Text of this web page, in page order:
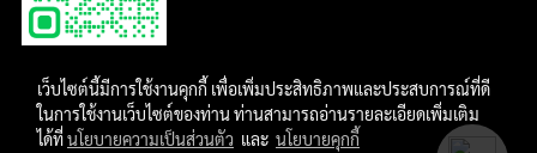
เว็บไซต์นี้มีการใช้งานคุกกี้ เพื่อเพิ่มประสิทธิภาพและประสบการณ์ที่ดี
ในการใช้งานเว็บไซต์ของท่าน ท่านสามารถอ่านรายละเอียดเพิ่มเติม
ได้ที่นโยบายความเป็นส่วนตัว และ นโยบายคุกกี้